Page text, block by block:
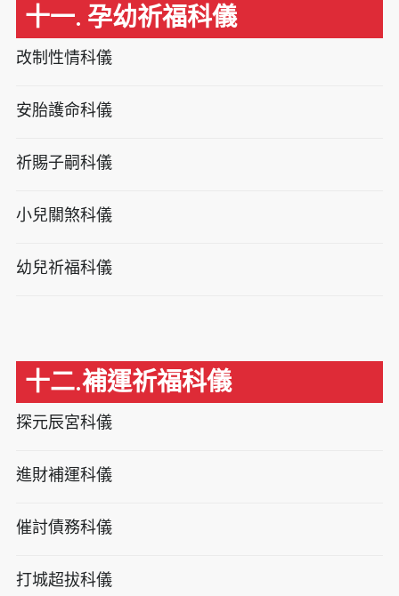
十一. 孕幼祈福科儀
改制性情科儀
安胎護命科儀
祈賜子嗣科儀
小兒關煞科儀
幼兒祈福科儀
十二.補運祈福科儀
探元辰宮科儀
進財補運科儀
催討債務科儀
打城超拔科儀